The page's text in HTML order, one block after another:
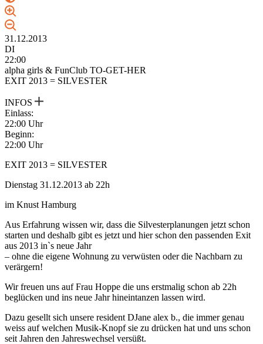
31.12.2013
DI
22:00
alpha girls & FunClub TO-GET-HER
EXIT 2013 = SILVESTER
INFOS
Einlass:
22:00 Uhr
Beginn:
22:00 Uhr
EXIT 2013 = SILVESTER
Dienstag 31.12.2013 ab 22h
im Knust Hamburg
Aus Erfahrung wissen wir, dass die Silvesterplanungen jetzt schon
starten und deshalb gibt es jetzt und hier schon den passenden Exit
aus 2013 in`s neue Jahr
– ohne die eigene Wohnung zu verwüsten oder die Nachbarn zu
verärgern!
Wir freuen uns auf Frau Hoppe die uns erstmalig schon ab 22h
beglücken und ins neue Jahr hineintanzen lassen wird.
Dazu gesellt sich unsere resident DJane alex b., die immer genau
weiss auf welchen Musik-Knopf sie zu drücken hat und uns schon
seit Jahren den Jahreswechsel versüßt.